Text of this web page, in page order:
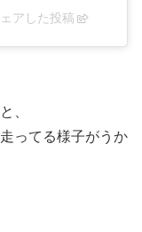
アした投稿
と、
ってる様子がうか